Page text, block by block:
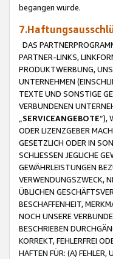
begangen wurde.
DAS
PARTNER-LINKS,
PRODUKTWERBUNG,
UNTERNEHMEN
TEXTE UND SONSTIGE
VERBUNDENEN
SERVICEANGEBOTE“),
ODER LIZENZGEBER
GESETZLICH ODER IN
SCHLIESSEN JEGLICHE
GEWÄHRLEISTUNGEN
VERWENDUNGSZWECK,
ÜBLICHEN
BESCHAFFENHEIT,
NOCH UNSERE
BESCHRIEBEN
KORREKT, FEHLERFREI
HAFTEN FÜR: (A) FEHLER,